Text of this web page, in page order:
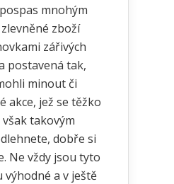
mnohým
zboží
zářivých
postavená tak,
minout či
akce, jež se těžko
takovým
dobře si
Ne vždy jsou tyto
výhodné a v ještě